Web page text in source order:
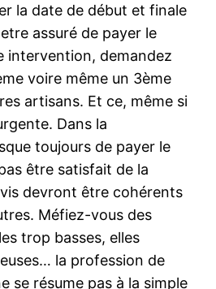
la date de début et finale
assuré de payer le
intervention, demandez
voire même un 3ème
artisans. Et ce, même si
Dans la
toujours de payer le
être satisfait de la
devront être cohérents
Méfiez-vous des
trop basses, elles
la profession de
se résume pas à la simple